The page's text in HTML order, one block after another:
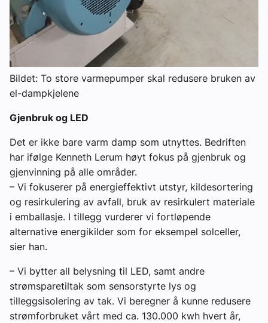
Bildet: To store varmepumper skal redusere bruken av
el-dampkjelene
Gjenbruk og LED
Det er ikke bare varm damp som utnyttes. Bedriften
har ifølge Kenneth Lerum høyt fokus på gjenbruk og
gjenvinning på alle områder.
– Vi fokuserer på energieffektivt utstyr, kildesortering
og resirkulering av avfall, bruk av resirkulert materiale
i emballasje. I tillegg vurderer vi fortløpende
alternative energikilder som for eksempel solceller,
sier han.
– Vi bytter all belysning til LED, samt andre
strømsparetiltak som sensorstyrte lys og
tilleggsisolering av tak. Vi beregner å kunne redusere
strømforbruket vårt med ca. 130.000 kwh hvert år,